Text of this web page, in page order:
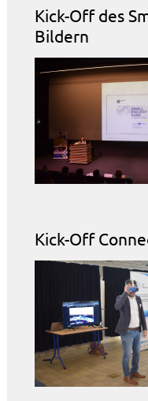
Kick-Off des
Bildern
Kick-Off